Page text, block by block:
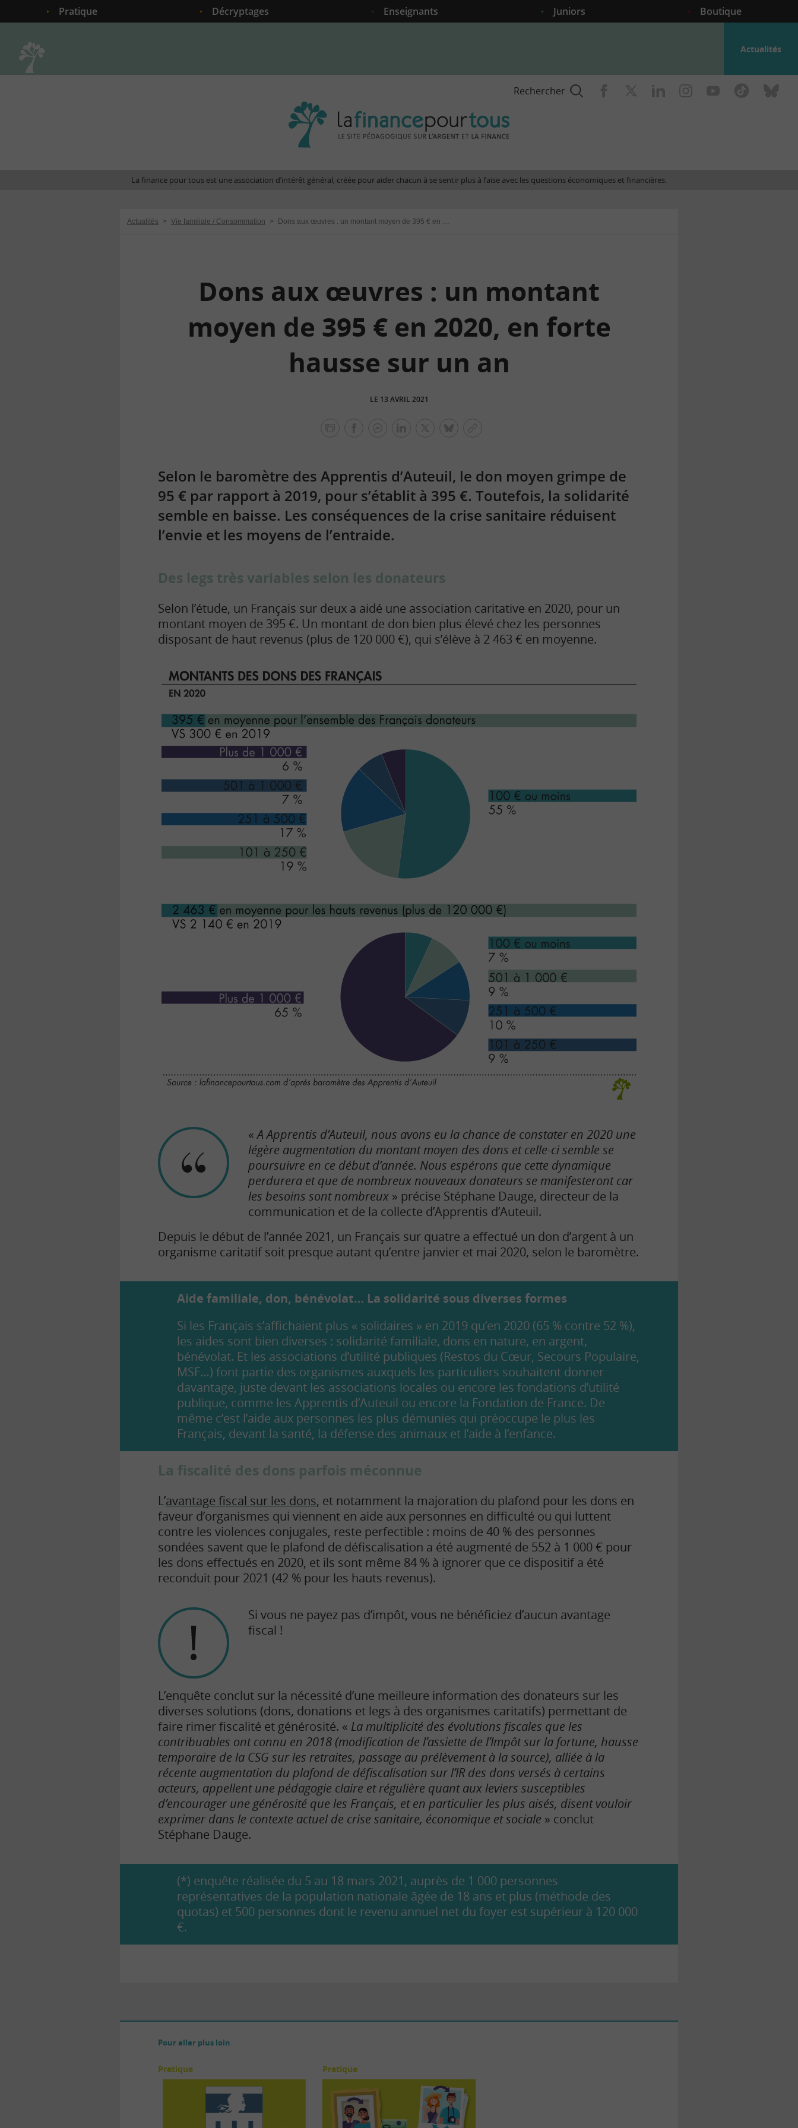
Pratique Décryptages Enseignants Juniors Boutique
Actualités
Rechercher
finance
site
La finance pour tous est une association d’intérêt général, créée pour aider chacun à se sentir plus à l’aise avec les questions économiques et financières.
Actualités > Vie familiale / Consommation > Dons aux œuvres : un montant moyen de 395 € en 2020, en forte hausse sur un an
Dons aux œuvres : un montant
moyen de 395 € en 2020, en forte
hausse sur un an
LE 13 AVRIL 2021
Selon le baromètre des Apprentis d’Auteuil, le don moyen grimpe de
95 € par rapport à 2019, pour s’établit à 395 €. Toutefois, la solidarité
semble en baisse. Les conséquences de la crise sanitaire réduisent
l’envie et les moyens de l’entraide.
Des legs très variables selon les donateurs
Selon l’étude, un Français sur deux a aidé une association caritative en 2020, pour un
montant moyen de 395 €. Un montant de don bien plus élevé chez les personnes
disposant de haut revenus (plus de 120 000 €), qui s’élève à 2 463 € en moyenne.
«A Apprentis d’Auteuil, nous avons eu la chance de constater en 2020 une
légère augmentation du montant moyen des dons et celle-ci semble se
poursuivre en ce début d’année. Nous espérons que cette dynamique
perdurera et que de nombreux nouveaux donateurs se manifesteront car
les besoins sont nombreux » précise Stéphane Dauge, directeur de la
communication et de la collecte d’Apprentis d’Auteuil.
Depuis le début de l’année 2021, un Français sur quatre a effectué un don d’argent à un
organisme caritatif soit presque autant qu’entre janvier et mai 2020, selon le baromètre.
Aide familiale, don, bénévolat… La solidarité sous diverses formes
Si les Français s’affichaient plus « solidaires » en 2019 qu’en 2020 (65 % contre 52 %),
les aides sont bien diverses : solidarité familiale, dons en nature, en argent,
bénévolat. Et les associations d’utilité publiques (Restos du Cœur, Secours Populaire,
MSF…) font partie des organismes auxquels les particuliers souhaitent donner
davantage, juste devant les associations locales ou encore les fondations d’utilité
publique, comme les Apprentis d’Auteuil ou encore la Fondation de France. De
même c’est l’aide aux personnes les plus démunies qui préoccupe le plus les
Français, devant la santé, la défense des animaux et l’aide à l’enfance.
La fiscalité des dons parfois méconnue
L’avantage fiscal sur les dons, et notamment la majoration du plafond pour les dons en
faveur d’organismes qui viennent en aide aux personnes en difficulté ou qui luttent
contre les violences conjugales, reste perfectible : moins de 40 % des personnes
sondées savent que le plafond de défiscalisation a été augmenté de 552 à 1 000 € pour
les dons effectués en 2020, et ils sont même 84 % à ignorer que ce dispositif a été
reconduit pour 2021 (42 % pour les hauts revenus).
Si vous ne payez pas d’impôt, vous ne bénéficiez d’aucun avantage
fiscal !
L’enquête conclut sur la nécessité d’une meilleure information des donateurs sur les
diverses solutions (dons, donations et legs à des organismes caritatifs) permettant de
faire rimer fiscalité et générosité. « La multiplicité des évolutions fiscales que les
contribuables ont connu en 2018 (modification de l’assiette de l’Impôt sur la fortune, hausse
temporaire de la CSG sur les retraites, passage au prélèvement à la source), alliée à la
récente augmentation du plafond de défiscalisation sur l’IR des dons versés à certains
acteurs, appellent une pédagogie claire et régulière quant aux leviers susceptibles
d’encourager une générosité que les Français, et en particulier les plus aisés, disent vouloir
exprimer dans le contexte actuel de crise sanitaire, économique et sociale » conclut
Stéphane Dauge.
(*) enquête réalisée du 5 au 18 mars 2021, auprès de 1 000 personnes
représentatives de la population nationale âgée de 18 ans et plus (méthode des
quotas) et 500 personnes dont le revenu annuel net du foyer est supérieur à 120 000
€.
Pour aller plus loin
Pratique Pratique